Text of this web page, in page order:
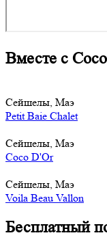
Вместе с
Сейшелы, Маэ
Petit Baie Chalet
Сейшелы, Маэ
Coco D'Or
Сейшелы, Маэ
Voila Beau Vallon
Бесплатный